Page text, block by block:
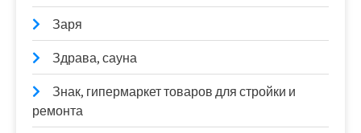
Заря
Здрава, сауна
Знак, гипермаркет товаров для стройки и
ремонта